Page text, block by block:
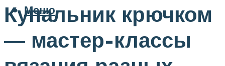
Меню
Купальник крючком
— мастер-классы